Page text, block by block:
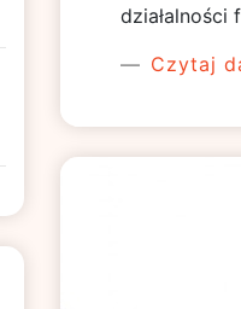
działalności
Czytaj